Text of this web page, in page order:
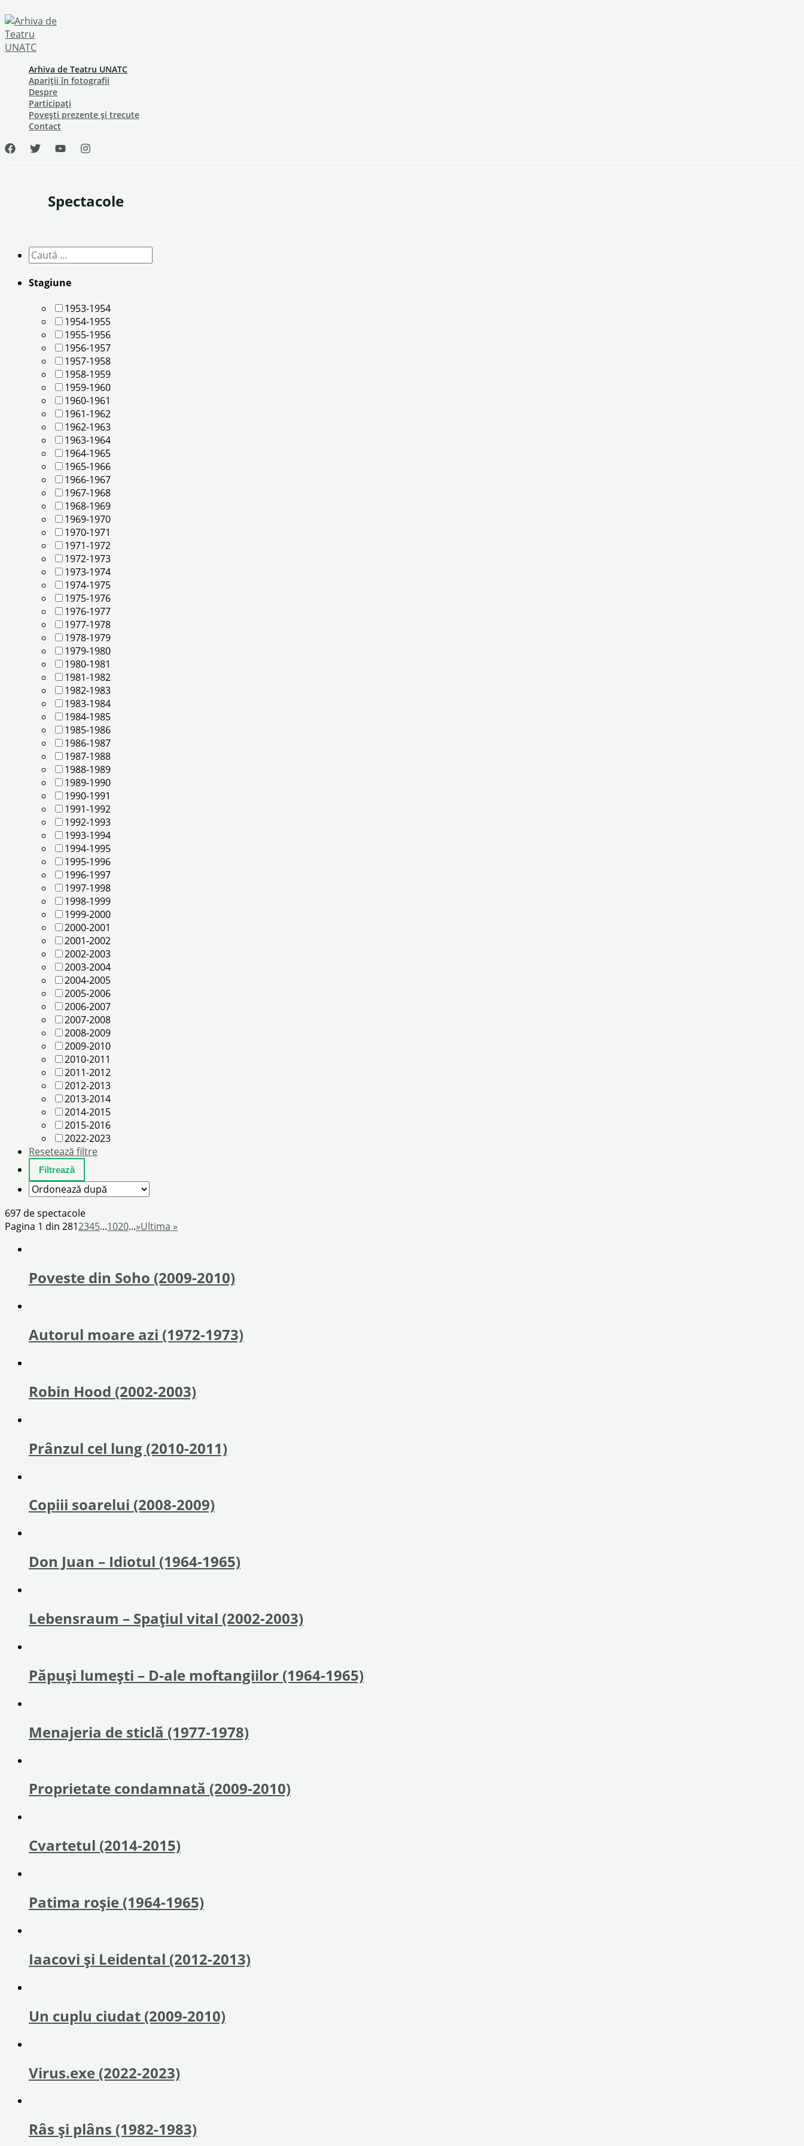
to
content
Arhiva de Teatru UNATC
Apariții în fotografii
Despre
Participați
Povești prezente și trecute
Contact
Spectacole
Stagiune
1953-1954
1954-1955
1955-1956
1956-1957
1957-1958
1958-1959
1959-1960
1960-1961
1961-1962
1962-1963
1963-1964
1964-1965
1965-1966
1966-1967
1967-1968
1968-1969
1969-1970
1970-1971
1971-1972
1972-1973
1973-1974
1974-1975
1975-1976
1976-1977
1977-1978
1978-1979
1979-1980
1980-1981
1981-1982
1982-1983
1983-1984
1984-1985
1985-1986
1986-1987
1987-1988
1988-1989
1989-1990
1990-1991
1991-1992
1992-1993
1993-1994
1994-1995
1995-1996
1996-1997
1997-1998
1998-1999
1999-2000
2000-2001
2001-2002
2002-2003
2003-2004
2004-2005
2005-2006
2006-2007
2007-2008
2008-2009
2009-2010
2010-2011
2011-2012
2012-2013
2013-2014
2014-2015
2015-2016
2022-2023
Resetează filtre
697 de spectacole
Pagina 1 din 2812345...1020...»Ultima »
Poveste din Soho (2009-2010)
Autorul moare azi (1972-1973)
Robin Hood (2002-2003)
Prânzul cel lung (2010-2011)
Copiii soarelui (2008-2009)
Don Juan – Idiotul (1964-1965)
Lebensraum – Spațiul vital (2002-2003)
Păpuși lumești – D-ale moftangiilor (1964-1965)
Menajeria de sticlă (1977-1978)
Proprietate condamnată (2009-2010)
Cvartetul (2014-2015)
Patima roșie (1964-1965)
Iaacovi şi Leidental (2012-2013)
Un cuplu ciudat (2009-2010)
Virus.exe (2022-2023)
Râs și plâns (1982-1983)